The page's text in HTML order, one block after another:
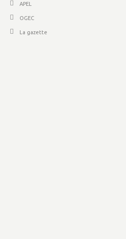
APEL
OGEC
La gazette